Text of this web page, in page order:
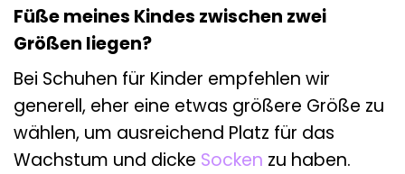
Füße meines Kindes zwischen zwei
Größen liegen?
Bei Schuhen für Kinder empfehlen wir
generell, eher eine etwas größere Größe zu
wählen, um ausreichend Platz für das
Wachstum und dicke Socken zu haben.